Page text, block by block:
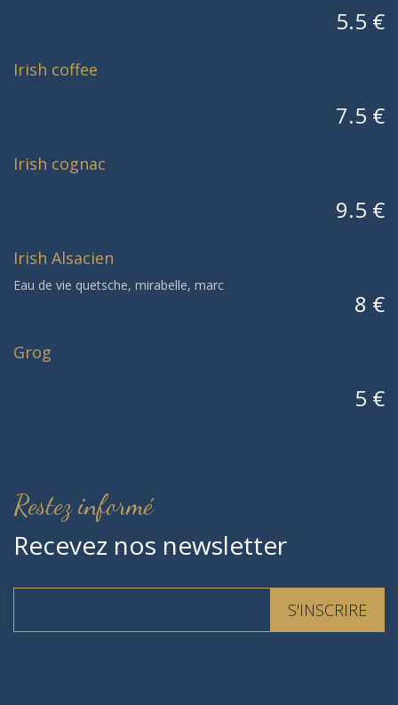
5.5 €
Irish coffee
7.5 €
Irish cognac
9.5 €
Irish Alsacien
Eau de vie quetsche, mirabelle, marc
8 €
Grog
5 €
Restez informé
Recevez nos newsletter